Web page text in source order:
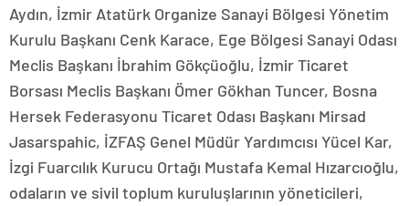
Aydın, İzmir Atatürk Organize Sanayi Bölgesi Yönetim
Kurulu Başkanı Cenk Karace, Ege Bölgesi Sanayi Odası
Meclis Başkanı İbrahim Gökçüoğlu, İzmir Ticaret
Borsası Meclis Başkanı Ömer Gökhan Tuncer, Bosna
Hersek Federasyonu Ticaret Odası Başkanı Mirsad
Jasarspahic, İZFAŞ Genel Müdür Yardımcısı Yücel Kar,
İzgi Fuarcılık Kurucu Ortağı Mustafa Kemal Hızarcıoğlu,
odaların ve sivil toplum kuruluşlarının yöneticileri,